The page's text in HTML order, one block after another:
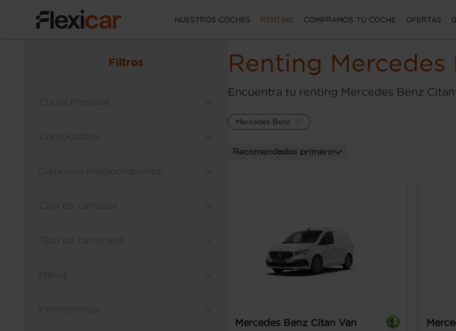
NUESTROS COCHES RENTING COMPRAMOS TU COCHE OFERTAS
Filtros Renting Mercedes
Encuentra tu renting Mercedes Benz
Mercedes Benz
Recomendados primero
Mercedes Benz Citan Van